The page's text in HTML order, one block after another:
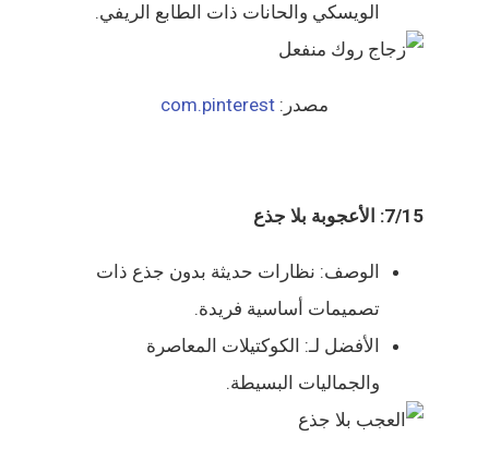
الويسكي والحانات ذات الطابع الريفي.
مصدر: com.pinterest
7/15: الأعجوبة بلا جذع
الوصف: نظارات حديثة بدون جذع ذات
تصميمات أساسية فريدة.
الأفضل لـ: الكوكتيلات المعاصرة
والجماليات البسيطة.